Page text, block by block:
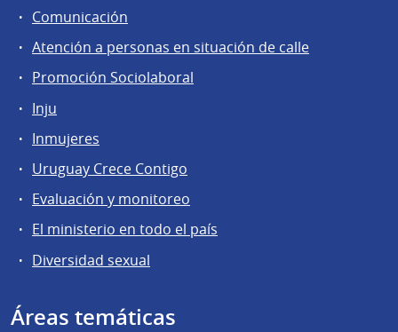
Comunicación
Atención a personas en situación de calle
Promoción Sociolaboral
Inju
Inmujeres
Uruguay Crece Contigo
Evaluación y monitoreo
El ministerio en todo el país
Diversidad sexual
Áreas temáticas